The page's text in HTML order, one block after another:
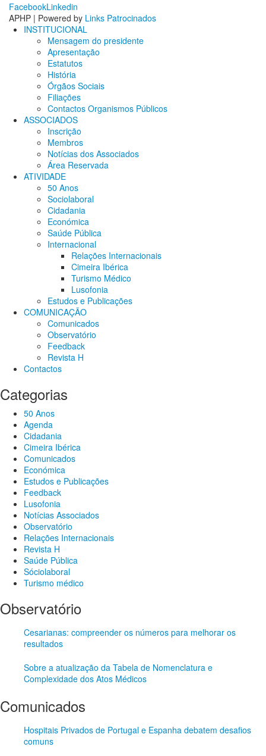
FacebookLinkedin
APHP | Powered by Links Patrocinados
INSTITUCIONAL
Mensagem do presidente
Apresentação
Estatutos
História
Órgãos Sociais
Filiações
Contactos Organismos Públicos
ASSOCIADOS
Inscrição
Membros
Notícias dos Associados
Área Reservada
ATIVIDADE
50 Anos
Sociolaboral
Cidadania
Económica
Saúde Pública
Internacional
Relações Internacionais
Cimeira Ibérica
Turismo Médico
Lusofonia
Estudos e Publicações
COMUNICAÇÃO
Comunicados
Observatório
Feedback
Revista H
Contactos
Categorias
50 Anos
Agenda
Cidadania
Cimeira Ibérica
Comunicados
Económica
Estudos e Publicações
Feedback
Lusofonia
Notícias Associados
Observatório
Relações Internacionais
Revista H
Saúde Pública
Sóciolaboral
Turismo médico
Observatório
Cesarianas: compreender os números para melhorar os
resultados
Sobre a atualização da Tabela de Nomenclatura e
Complexidade dos Atos Médicos
Comunicados
Hospitais Privados de Portugal e Espanha debatem desafios
comuns